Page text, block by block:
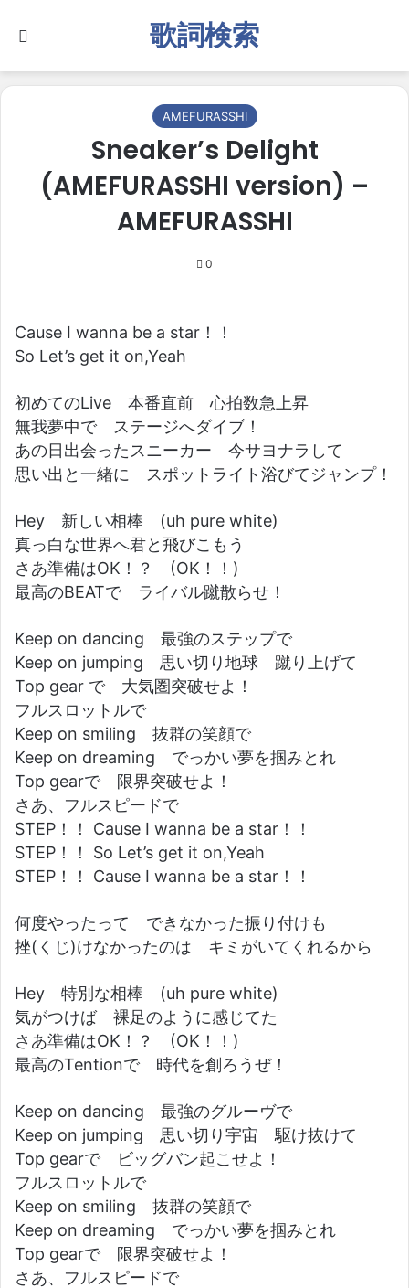
歌詞検索
AMEFURASSHI
Sneaker’s Delight
(AMEFURASSHI version) –
AMEFURASSHI
0
Cause I wanna be a star！！
So Let’s get it on,Yeah
初めてのLive 本番直前 心拍数急上昇
無我夢中で ステージへダイブ！
あの日出会ったスニーカー 今サヨナラして
思い出と一緒に スポットライト浴びてジャンプ！
Hey 新しい相棒 (uh pure white)
真っ白な世界へ君と飛びこもう
さあ準備はOK！？ (OK！！)
最高のBEATで ライバル蹴散らせ！
Keep on dancing 最強のステップで
Keep on jumping 思い切り地球 蹴り上げて
Top gear で 大気圏突破せよ！
フルスロットルで
Keep on smiling 抜群の笑顔で
Keep on dreaming でっかい夢を掴みとれ
Top gearで 限界突破せよ！
さあ、フルスピードで
STEP！！ Cause I wanna be a star！！
STEP！！ So Let’s get it on,Yeah
STEP！！ Cause I wanna be a star！！
何度やったって できなかった振り付けも
挫(くじ)けなかったのは キミがいてくれるから
Hey 特別な相棒 (uh pure white)
気がつけば 裸足のように感じてた
さあ準備はOK！？ (OK！！)
最高のTentionで 時代を創ろうぜ！
Keep on dancing 最強のグルーヴで
Keep on jumping 思い切り宇宙 駆け抜けて
Top gearで ビッグバン起こせよ！
フルスロットルで
Keep on smiling 抜群の笑顔で
Keep on dreaming でっかい夢を掴みとれ
Top gearで 限界突破せよ！
さあ、フルスピードで